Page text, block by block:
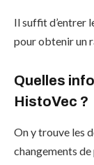
Il suffit d’entrer
pour obtenir un
Quelles
HistoVec ?
On y trouve les
changements